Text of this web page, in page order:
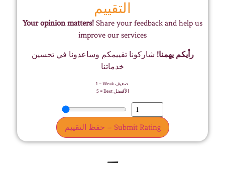
التقييم
Your opinion matters! Share your feedback and help us
improve our services
رأيكم يهمنا! شاركونا تقييمكم وساعدونا في تحسين
خدماتنا
5 = Best الأفضل
حفظ التقييم – Submit Rating
–